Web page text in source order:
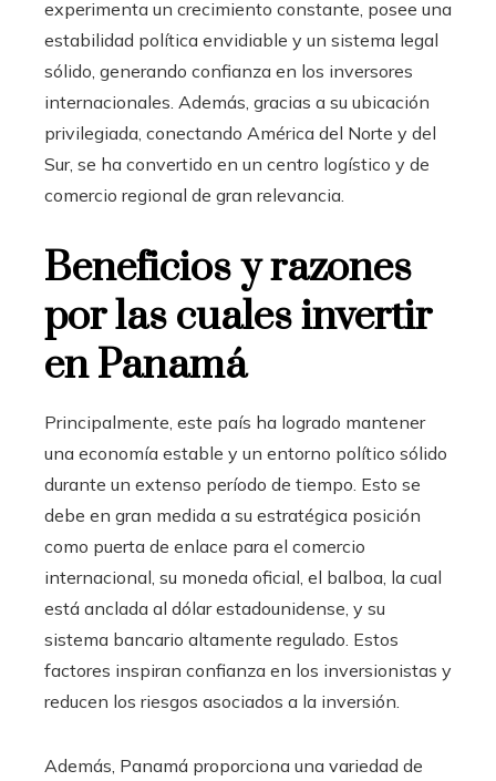
experimenta un crecimiento constante, posee una
estabilidad política envidiable y un sistema legal
sólido, generando confianza en los inversores
internacionales. Además, gracias a su ubicación
privilegiada, conectando América del Norte y del
Sur, se ha convertido en un centro logístico y de
comercio regional de gran relevancia.
Beneficios y razones
por las cuales invertir
en Panamá
Principalmente, este país ha logrado mantener
una economía estable y un entorno político sólido
durante un extenso período de tiempo. Esto se
debe en gran medida a su estratégica posición
como puerta de enlace para el comercio
internacional, su moneda oficial, el balboa, la cual
está anclada al dólar estadounidense, y su
sistema bancario altamente regulado. Estos
factores inspiran confianza en los inversionistas y
reducen los riesgos asociados a la inversión.
Además, Panamá proporciona una variedad de